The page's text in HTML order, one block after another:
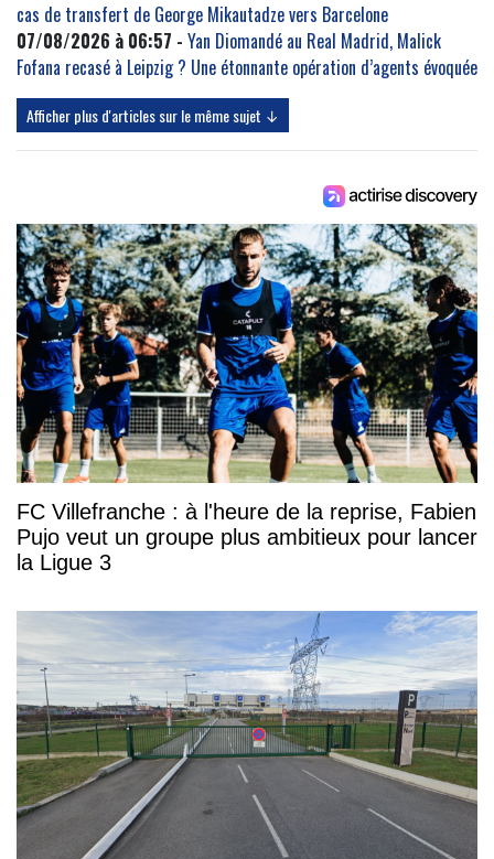
cas de transfert de George Mikautadze vers Barcelone
07/08/2026 à 06:57 - Yan Diomandé au Real Madrid, Malick
Fofana recasé à Leipzig ? Une étonnante opération d’agents évoquée
Afficher plus d'articles sur le même sujet ↓
FC Villefranche : à l'heure de la reprise, Fabien
Pujo veut un groupe plus ambitieux pour lancer
la Ligue 3